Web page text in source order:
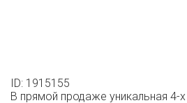
ID: 1915155
В прямой продаже уникальная 4-